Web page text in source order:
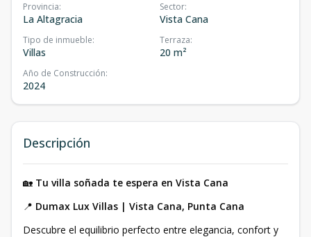
Provincia:
La Altagracia
Sector:
Vista Cana
Tipo de inmueble:
Villas
Terraza:
20 m²
Año de Construcción:
2024
Descripción
🏡 Tu villa soñada te espera en Vista Cana
📍 Dumax Lux Villas | Vista Cana, Punta Cana
Descubre el equilibrio perfecto entre elegancia, confort y